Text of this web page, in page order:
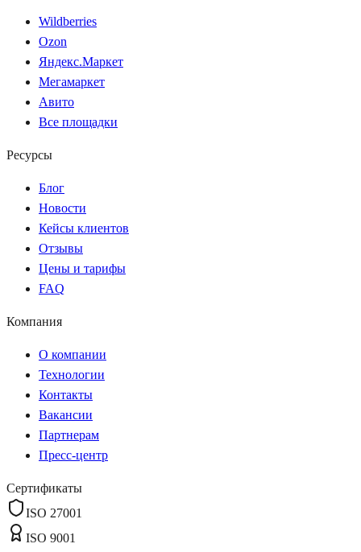
Wildberries
Ozon
Яндекс.Маркет
Мегамаркет
Авито
Все площадки
Ресурсы
Блог
Новости
Кейсы клиентов
Отзывы
Цены и тарифы
FAQ
Компания
О компании
Технологии
Контакты
Вакансии
Партнерам
Пресс-центр
Сертификаты
ISO 27001
ISO 9001